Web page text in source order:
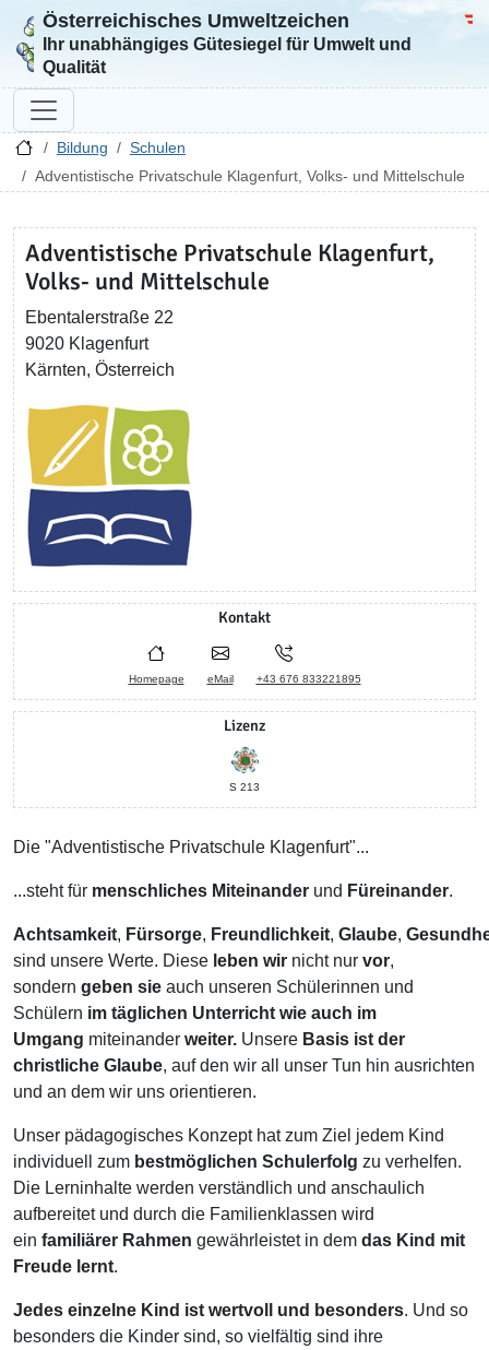
Zur Startseite
Österreichisches Umweltzeichen
Ihr unabhängiges Gütesiegel für Umwelt und
Qualität
Bildung
Schulen
Adventistische Privatschule Klagenfurt, Volks- und Mittelschule
Adventistische Privatschule Klagenfurt,
Volks- und Mittelschule
Ebentalerstraße 22
9020 Klagenfurt
Kärnten, Österreich
Kontakt
Homepage eMail +43 676 833221895
Lizenz
S 213
Die "Adventistische Privatschule Klagenfurt"...
...steht für menschliches Miteinander und Füreinander.
Achtsamkeit, Fürsorge, Freundlichkeit, Glaube,
sind unsere Werte. Diese leben wir nicht nur vor,
sondern geben sie auch unseren Schülerinnen und
Schülern im täglichen Unterricht wie auch im
Umgang miteinander weiter. Unsere Basis ist der
christliche Glaube, auf den wir all unser Tun hin ausrichten
und an dem wir uns orientieren.
Unser pädagogisches Konzept hat zum Ziel jedem Kind
individuell zum bestmöglichen Schulerfolg zu verhelfen.
Die Lerninhalte werden verständlich und anschaulich
aufbereitet und durch die Familienklassen wird
ein familiärer Rahmen gewährleistet in dem das Kind mit
Freude lernt.
Jedes einzelne Kind ist wertvoll und besonders. Und so
besonders die Kinder sind, so vielfältig sind ihre